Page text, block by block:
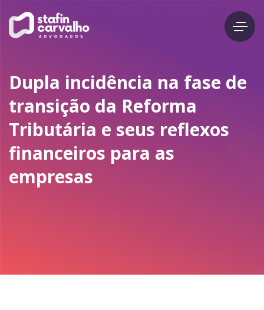
Dupla incidência na fase de
transição da Reforma
Tributária e seus reflexos
financeiros para as
empresas